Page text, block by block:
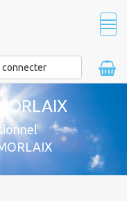
connecter